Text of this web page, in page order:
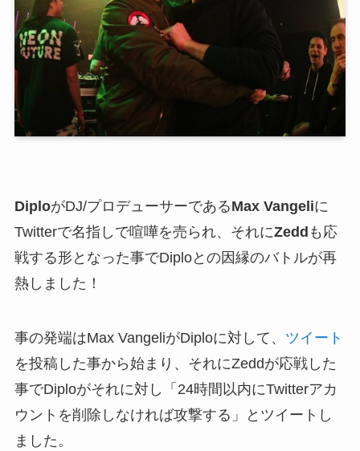
DiploがDJ/プロデューサーであるMax Vangeliに
Twitterで名指しで喧嘩を売られ、それにZedd も応
戦する形となった事でDiploとの因縁のバトルが再
熱しました！
事の発端はMax VangeliがDiploに対して、 ツイート
を投稿した事から始まり、それにZeddが応戦した
事でDiploがそれに対し「24時間以内にTwitterアカ
ウントを削除しなければ攻撃する」とツイートし
ました。